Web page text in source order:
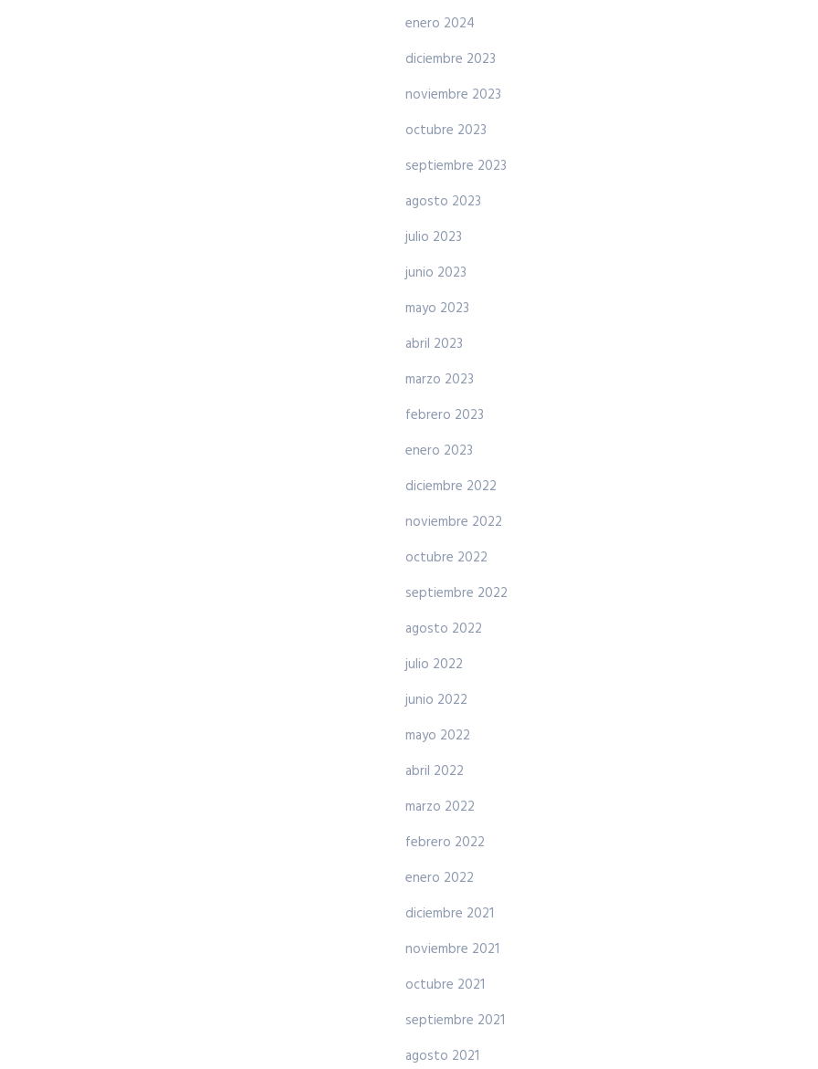
enero 2024
diciembre 2023
noviembre 2023
octubre 2023
septiembre 2023
agosto 2023
julio 2023
junio 2023
mayo 2023
abril 2023
marzo 2023
febrero 2023
enero 2023
diciembre 2022
noviembre 2022
octubre 2022
septiembre 2022
agosto 2022
julio 2022
junio 2022
mayo 2022
abril 2022
marzo 2022
febrero 2022
enero 2022
diciembre 2021
noviembre 2021
octubre 2021
septiembre 2021
agosto 2021